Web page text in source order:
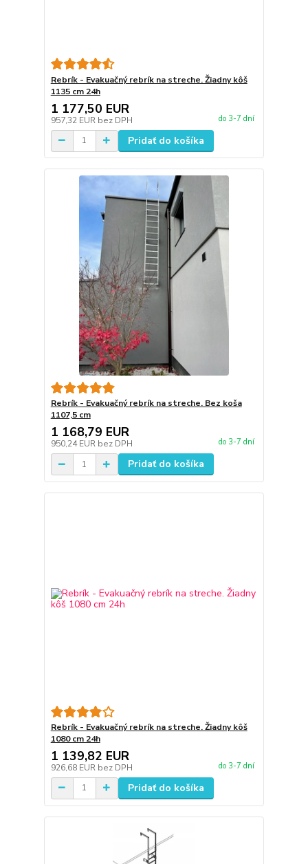
Rebrík - Evakuačný rebrík na streche. Žiadny kôš
1135 cm 24h
1 177,50 EUR
957,32 EUR bez DPH do 3-7 dní
Pridať do košíka
Rebrík - Evakuačný rebrík na streche. Bez koša
1107,5 cm
1 168,79 EUR
950,24 EUR bez DPH do 3-7 dní
Pridať do košíka
Rebrík - Evakuačný rebrík na streche. Žiadny kôš
1080 cm 24h
1 139,82 EUR
926,68 EUR bez DPH do 3-7 dní
Pridať do košíka